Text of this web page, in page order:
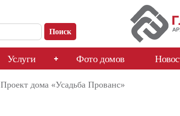
Услуги Фото домов
Проект дома «Усадьба Прованс»